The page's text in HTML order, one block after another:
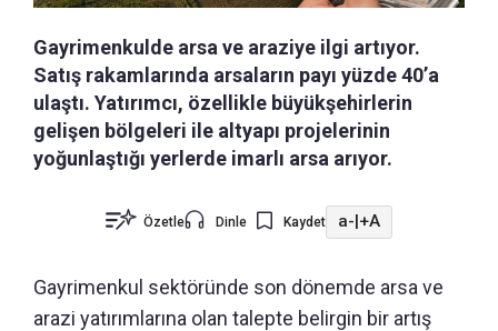
Gayrimenkulde arsa ve araziye ilgi artıyor.
Satış rakamlarında arsaların payı yüzde 40’a
ulaştı. Yatırımcı, özellikle büyükşehirlerin
gelişen bölgeleri ile altyapı projelerinin
yoğunlaştığı yerlerde imarlı arsa arıyor.
Özetle Dinle Kaydet a-|+A
Gayrimenkul sektöründe son dönemde arsa ve
arazi yatırımlarına olan talepte belirgin bir artış